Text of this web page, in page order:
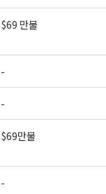
$69 만불
-
-
$69만불
-